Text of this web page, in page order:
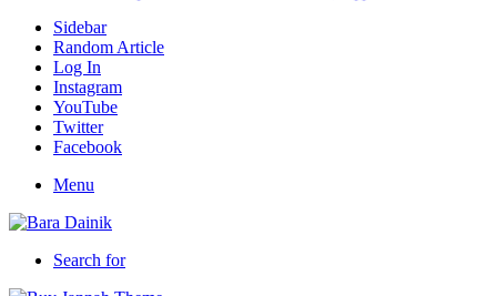
Sidebar
Random Article
Log In
Instagram
YouTube
Twitter
Facebook
Menu
Search for